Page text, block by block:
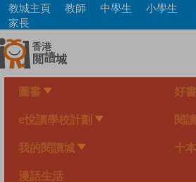
Skip
main
content
教城主頁 教師 中學生
小學生
家長
圖書 好
e悅讀學校計劃 閱
我的閱讀城 十
漫話生活